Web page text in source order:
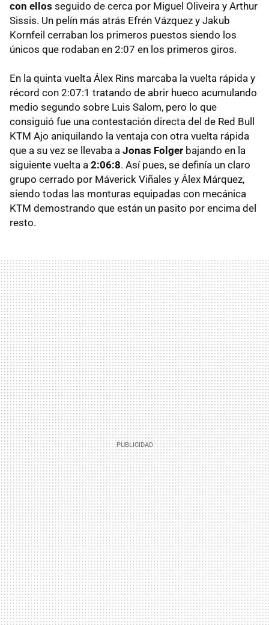
con ellos seguido de cerca por Miguel Oliveira y Arthur
Sissis. Un pelín más atrás Efrén Vázquez y Jakub
Kornfeil cerraban los primeros puestos siendo los
únicos que rodaban en 2:07 en los primeros giros.
En la quinta vuelta Álex Rins marcaba la vuelta rápida y
récord con 2:07:1 tratando de abrir hueco acumulando
medio segundo sobre Luis Salom, pero lo que
consiguió fue una contestación directa del de Red Bull
KTM Ajo aniquilando la ventaja con otra vuelta rápida
que a su vez se llevaba a Jonas Folger bajando en la
siguiente vuelta a 2:06:8. Así pues, se definía un claro
grupo cerrado por Máverick Viñales y Álex Márquez,
siendo todas las monturas equipadas con mecánica
KTM demostrando que están un pasito por encima del
resto.